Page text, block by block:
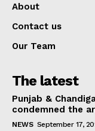
About
Contact us
Our Team
The latest
Punjab &
condemned the
NEWS September 17,